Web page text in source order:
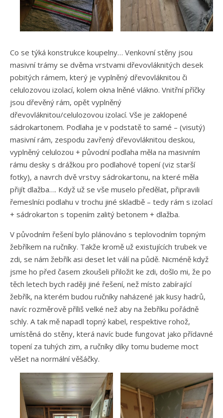
Co se týká konstrukce koupelny… Venkovní stěny jsou
masivní trámy se dvěma vrstvami dřevovláknitých desek
pobitých rámem, který je vyplněný dřevovláknitou či
celulozovou izolací, kolem okna lněné vlákno. Vnitřní příčky
jsou dřevěný rám, opět vyplněný
dřevovláknitou/celulozovou izolací. Vše je zaklopené
sádrokartonem. Podlaha je v podstatě to samé – (visutý)
masivní rám, zespodu zavřený dřevovláknitou deskou,
vyplněný celulozou + původní podlaha měla na masivním
rámu desky s drážkou pro podlahové topení (viz starší
fotky), a navrch dvě vrstvy sádrokartonu, na které měla
přijít dlažba…. Když už se vše muselo předělat, připravili
řemeslníci podlahu v trochu jiné skladbě – tedy rám s izolací
+ sádrokarton s topením zalitý betonem + dlažba.
V původním řešení bylo plánováno s teplovodním topným
žebříkem na ručníky. Takže kromě už existujících trubek ve
zdi, se nám žebřík asi deset let válí na půdě. Nicméně když
jsme ho před časem zkoušeli přiložit ke zdi, došlo mi, že po
těch letech bych raději jiné řešení, než místo zabírající
žebřík, na kterém budou ručníky naházené jak kusy hadrů,
navíc rozměrově příliš velké než aby na žebříku pořádně
schly. A tak mě napadl topný kabel, respektive rohož,
umístěná do stěny, která navíc bude fungovat jako přídavné
topení za tuhých zim, a ručníky díky tomu budeme moct
věšet na normální věšáčky.